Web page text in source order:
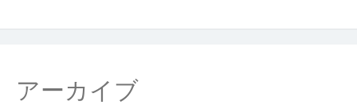
アーカイブ